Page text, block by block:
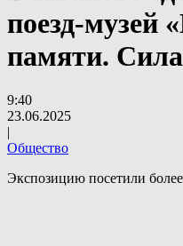
поезд-музей
памяти.
9:40
23.06.2025
|
Общество
Экспозицию посетили